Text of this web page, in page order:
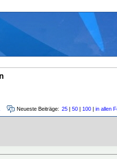
Neueste Beiträge: 25 | 50 | 100 | in allen